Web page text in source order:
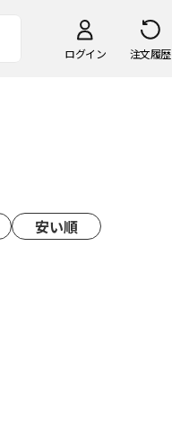
ログイン 注文履歴
安い順